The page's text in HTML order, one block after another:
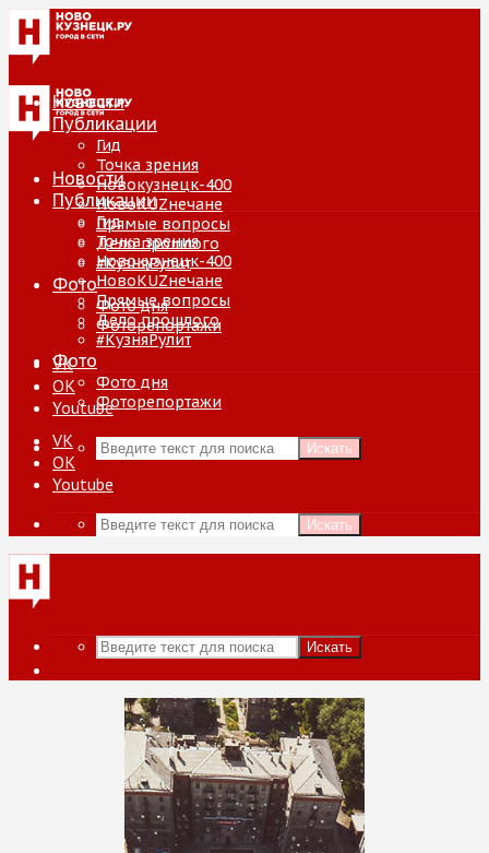
Новости
Публикации
Гид
Точка зрения
Новокузнецк-400
НовоKUZнечане
Прямые вопросы
Дело прошлого
#КузняРулит
Фото
Фото дня
Фоторепортажи
VK
ОК
Youtube
Искать
Новости
Публикации
Гид
Точка зрения
Новокузнецк-400
НовоKUZнечане
Прямые вопросы
Дело прошлого
#КузняРулит
Фото
Фото дня
Фоторепортажи
VK
ОК
Youtube
Искать
Искать